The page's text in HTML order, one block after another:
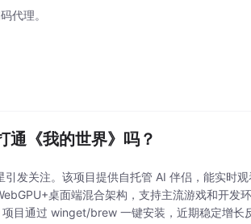
代理。
通《我的世界》吗？
发关注。该项目提供自托管 AI 伴侣，能实时
桌面端混合架构，支持主流游戏和开发
项目通过 winget/brew 一键安装，近期稳定增